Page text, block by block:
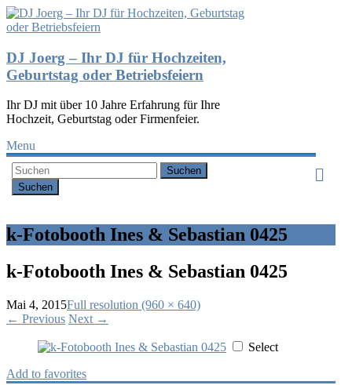
DJ Joerg – Ihr DJ für Hochzeiten,
Geburtstag oder Betriebsfeiern
Ihr DJ mit über 10 Jahre Erfahrung für Ihre
Hochzeit, Geburtstag oder Firmenfeier.
Menu
Suchen
k-Fotobooth Ines & Sebastian 0425
k-Fotobooth Ines & Sebastian 0425
Mai 4, 2015Full resolution (960 × 640)
← Previous Next →
Select
Add to favorites